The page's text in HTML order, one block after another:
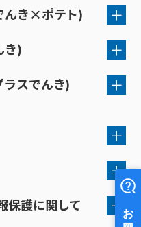
ラン
トップ
について
サービス
明
サービス
ス契約約款
んき×ポテト)
書
ポテト）
ポテト）
ポテト）
き)
項のご案内
でんき］
スでんき)
あたって
需給約款
（みるプラス）」
ム契約約款
レビ㈱
支払規約
保護に関して